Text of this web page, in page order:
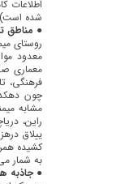
اطلاعات
شده است)
● مناطق
روستای
معدود
معماری
فرهنگی،
چون
مشابه
راین،
ییلاق
کشیده
به شمار
● جاذبه